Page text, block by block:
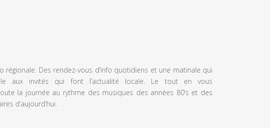
régionale. Des rendez-vous d’info quotidiens et une matinale qui
aux invités qui font l’actualité locale. Le tout en vous
la journée au rythme des musiques des années 80’s et des
d’aujourd’hui.